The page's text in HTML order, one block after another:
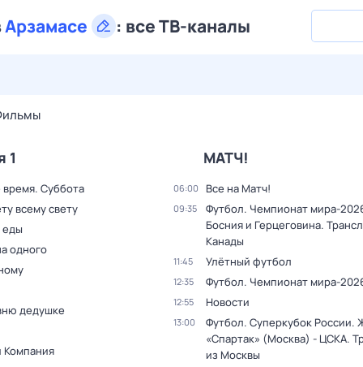
Арзамасе : все ТВ-каналы
1
Суббота
всему свету
еды
одного
дедушке
Компания
МАТЧ!
06:00 Все на Матч!
09:35
Футбол. Чемпионат мира-
Босния и Герцеговина.
Канады
11:45 Улётный футбол
12:35 Футбол. Чемпионат мира-
12:55 Новости
13:00
Футбол. Суперкубок
«Спартак» (Москва) - ЦСКА.
из Москвы